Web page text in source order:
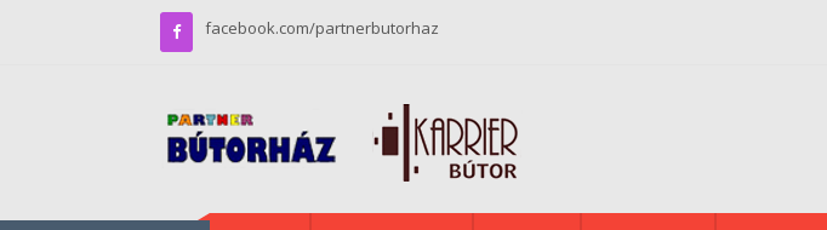
facebook.com/partnerbutorhaz